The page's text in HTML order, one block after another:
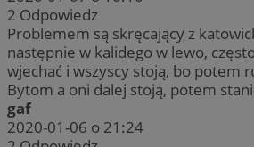
2 Odpowiedz
Problemem są skręcający z
następnie w kalidego w lewo,
wjechać i wszyscy stoją, bo potem
Bytom a oni dalej stoją, potem
gaf
2020-01-06 o 21:24